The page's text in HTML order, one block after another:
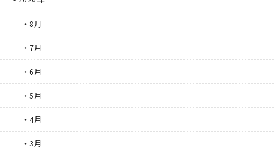
・8月
・7月
・6月
・5月
・4月
・3月